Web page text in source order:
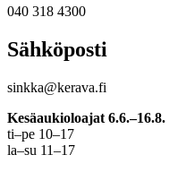
040 318 4300
Sähköposti
sinkka@kerava.fi
Kesäaukioloajat 6.6.–16.8.
ti–pe 10–17
la–su 11–17